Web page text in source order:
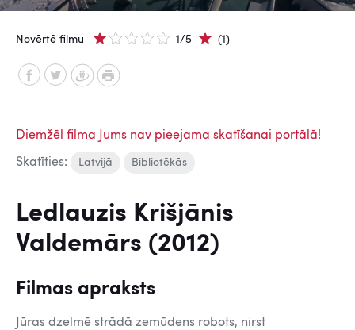
Novērtē filmu 1/5 (1)
Diemžēl filma Jums nav pieejama skatīšanai portālā!
Skatīties: Latvijā Bibliotēkās
Ledlauzis Krišjānis
Valdemārs (2012)
Filmas apraksts
Jūras dzelmē strādā zemūdens robots, nirst